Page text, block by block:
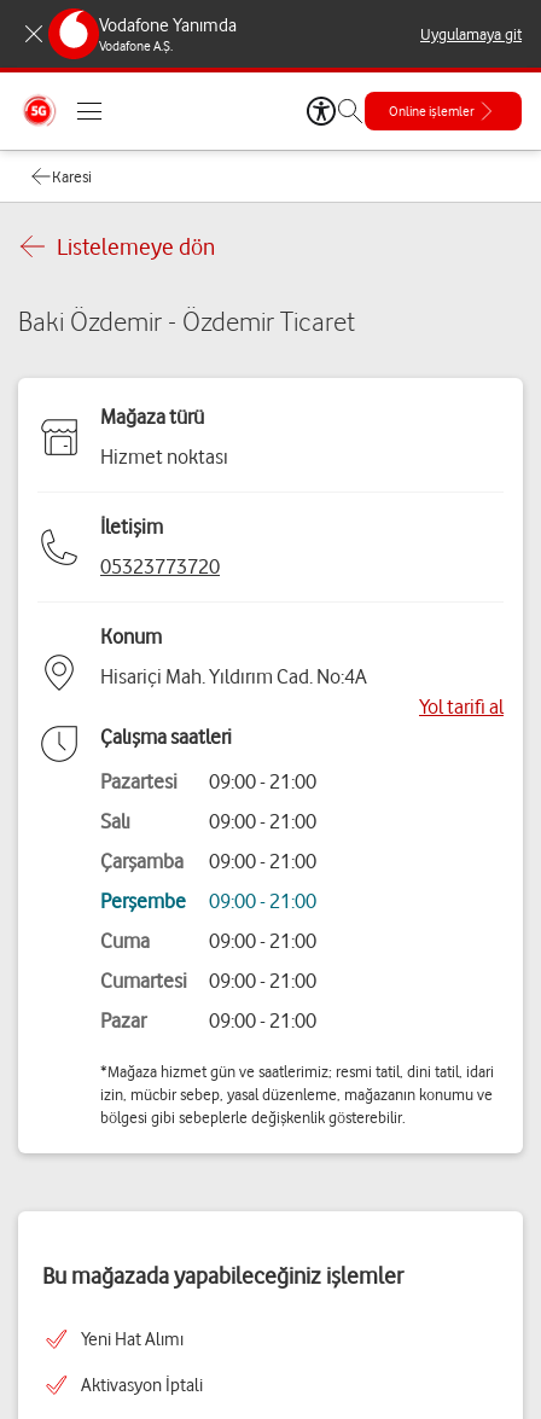
Vodafone Yanımda
Vodafone A.Ş.
Uygulamaya git
Online işlemler
Karesi
Listelemeye dön
Baki Özdemir - Özdemir Ticaret
Mağaza türü
Hizmet noktası
İletişim
05323773720
Konum
Hisariçi Mah. Yıldırım Cad. No:4A
Yol tarifi al
Çalışma saatleri
Pazartesi
09:00 - 21:00
Salı
09:00 - 21:00
Çarşamba
09:00 - 21:00
Perşembe
09:00 - 21:00
Cuma
09:00 - 21:00
Cumartesi
09:00 - 21:00
Pazar
09:00 - 21:00
*Mağaza hizmet gün ve saatlerimiz; resmi tatil, dini tatil, idari
izin, mücbir sebep, yasal düzenleme, mağazanın konumu ve
bölgesi gibi sebeplerle değişkenlik gösterebilir.
Bu mağazada yapabileceğiniz işlemler
Yeni Hat Alımı
Aktivasyon İptali